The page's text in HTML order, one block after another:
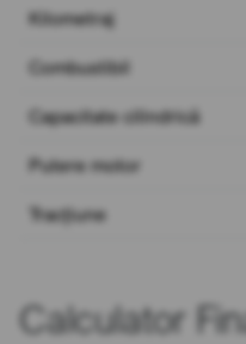
Kilometraj
Combustibil
Capacitate cilindrică
Putere motor
Tracțiune
Calculator